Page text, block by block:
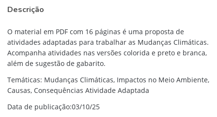
Descrição
​O material em PDF com 16 páginas é uma proposta de
atividades adaptadas para trabalhar as Mudanças Climáticas.
Acompanha atividades nas versões colorida e preto e branca,
além de sugestão de gabarito.
Temáticas: Mudanças Climáticas, Impactos no Meio Ambiente,
Causas, Consequências Atividade Adaptada
Data de publicação:03/10/25